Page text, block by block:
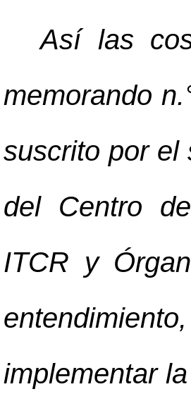
Así las
memorando
suscrito por el
del Centro
ITCR y
implementar